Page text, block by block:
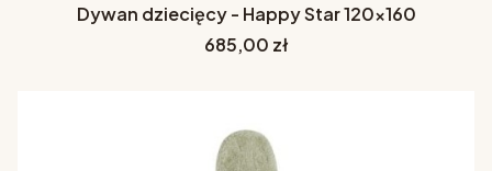
Dywan dziecięcy - Happy Star 120x160
Cena
685,00 zł